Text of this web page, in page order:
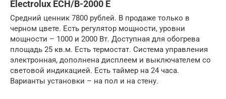
Electrolux ECH/B-2000 E
Средний ценник 7800 рублей. В продаже только в
черном цвете. Есть регулятор мощности, уровни
мощности – 1000 и 2000 Вт. Доступная для обогрева
площадь 25 кв.м. Есть термостат. Система управления
электронная, дополнена дисплеем и выключателем со
световой индикацией. Есть таймер на 24 часа.
Варианты установки – на пол и на стену.